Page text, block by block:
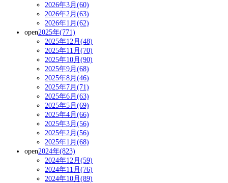
2026年3月(60)
2026年2月(63)
2026年1月(62)
open2025年(771)
2025年12月(48)
2025年11月(70)
2025年10月(90)
2025年9月(68)
2025年8月(46)
2025年7月(71)
2025年6月(63)
2025年5月(69)
2025年4月(66)
2025年3月(56)
2025年2月(56)
2025年1月(68)
open2024年(823)
2024年12月(59)
2024年11月(76)
2024年10月(89)